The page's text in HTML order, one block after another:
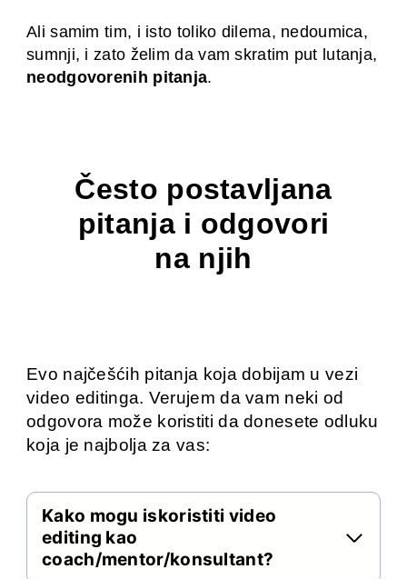
Ali samim tim, i isto toliko dilema, nedoumica,
sumnji, i zato želim da vam skratim put lutanja,
neodgovorenih pitanja.
Često postavljana
pitanja i odgovori
na njih
Evo najčešćih pitanja koja dobijam u vezi
video editinga. Verujem da vam neki od
odgovora može koristiti da donesete odluku
koja je najbolja za vas:
Kako mogu iskoristiti video
editing kao
coach/mentor/konsultant?